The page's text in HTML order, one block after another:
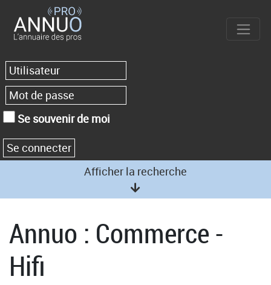
Se souvenir de moi
Afficher la recherche
Annuo : Commerce -
Hifi